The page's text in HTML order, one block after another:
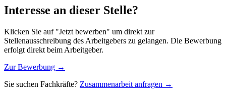
Interesse an dieser Stelle?
Klicken Sie auf "Jetzt bewerben" um direkt zur
Stellenausschreibung des Arbeitgebers zu gelangen. Die Bewerbung
erfolgt direkt beim Arbeitgeber.
Zur Bewerbung →
Sie suchen Fachkräfte? Zusammenarbeit anfragen →